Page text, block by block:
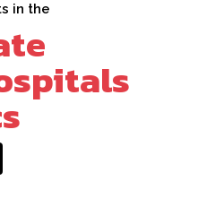
in the